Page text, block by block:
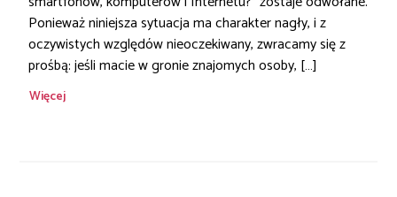
Ponieważ niniejsza sytuacja ma charakter nagły, i z
oczywistych względów nieoczekiwany, zwracamy się z
prośbą: jeśli macie w gronie znajomych osoby, […]
Więcej